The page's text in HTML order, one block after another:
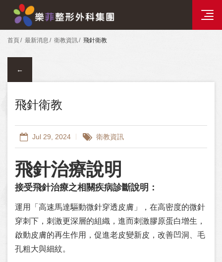
樂菲時尚整形選單
首頁 最新消息 衛教資訊 飛針衛教
←
飛針衛教
Jul 29, 2024 衛教資訊
飛針治療說明
接受飛針治療之相關疾病診斷說明：
運用「高速馬達驅動微針穿透皮膚」，在高密度的微針
穿刺下，刺激更深層的組織，進而刺激膠原蛋白增生，
啟動皮膚的再生作用，促進老皮變新皮，改善凹洞、毛
孔粗大與細紋。
分院資訊